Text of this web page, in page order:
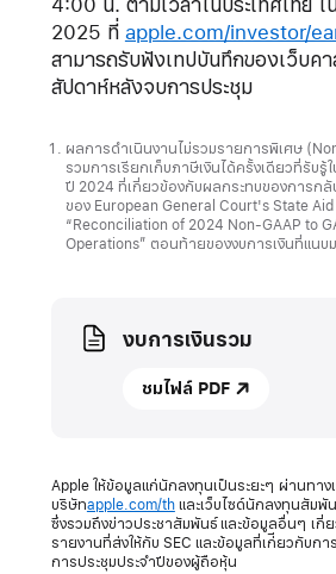
2025 ที่apple.com/investor/
สามารถรับฟังเทปบันทึกของเว็บค
สัปดาห์หลังจบการประชุม
ผลการดำเนินงานไม่รวมรายการพิเศษ
รวมการเรียกเก็บภาษีเงินได้ครั้งเดียวที่รับรู้
ปี 2024 ที่เกี่ยวข้องกับผลกระทบของการก
ของ European General Court's State
“Reconciliation of 2024 Non-GAAP to
Operations” ตอนท้ายของงบการเงินที่แนบ
Mediaงบการเงินรวม
ชมไฟล์ PDF
Apple ให้ข้อมูลแก่นักลงทุนเป็นระยะๆ ผ่านทาง
บริษัทapple.com/thและเว็บไซด์นักลงทุนสัมพั
ซึ่งรวมถึงข่าวประชาสัมพันธ์ และข้อมูลอื่นๆ เกี่
รายงานที่ส่งให้กับ SEC และข้อมูลที่เก่ียวกับก
การประชุมประจำปีของผู้ถือหุ้น